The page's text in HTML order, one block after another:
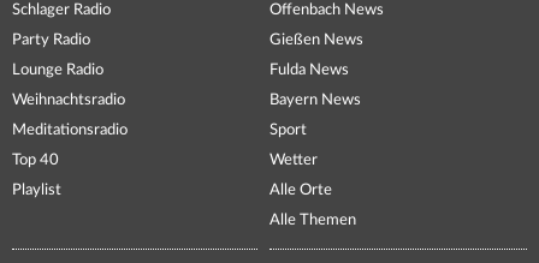
Schlager Radio
Party Radio
Lounge Radio
Weihnachtsradio
Meditationsradio
Top 40
Playlist
Offenbach News
Gießen News
Fulda News
Bayern News
Sport
Wetter
Alle Orte
Alle Themen